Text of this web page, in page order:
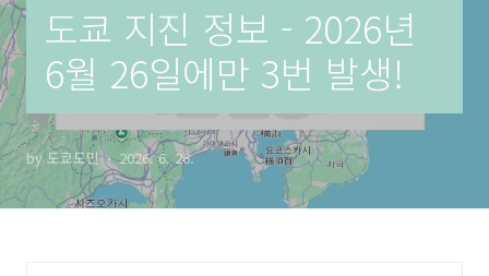
도쿄 지진 정보 - 2026년
6월 26일에만 3번 발생!
by 도쿄도민 2026. 6. 26.